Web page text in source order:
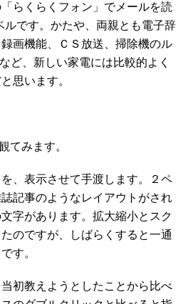
らくらくフォン」でメールを読
ルです。かたや、両親とも電子辞
画機能、ＣＳ放送、掃除機のル
ど、新しい家電には比較的よく
思います。
てみます。
、表示させて手渡します。２ペ
記事のようなレイアウトがされ
字があります。拡大縮小とスク
のですが、しばらくすると一通
す。
初教えようとしたことから比べ